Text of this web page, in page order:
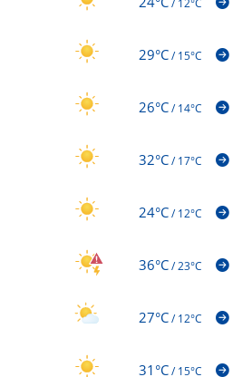
/12°C
29°C/15°C
26°C/14°C
32°C/17°C
24°C/12°C
36°C/23°C
27°C/12°C
31°C/15°C